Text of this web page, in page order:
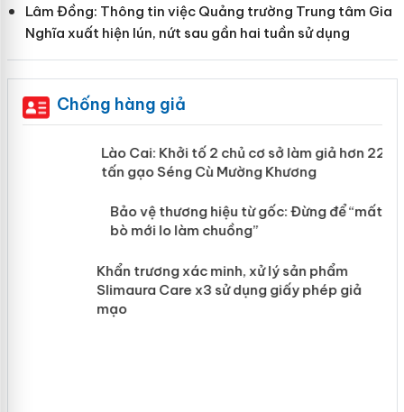
Lâm Đồng: Thông tin việc Quảng trường Trung tâm Gia
Nghĩa xuất hiện lún, nứt sau gần hai tuần sử dụng
Chống hàng giả
Lào Cai: Khởi tố 2 chủ cơ sở làm giả
hơn 22 tấn gạo Séng Cù Mường
Bảo vệ thương hiệu từ gốc: Đừng để
“mất bò mới lo làm chuồng”